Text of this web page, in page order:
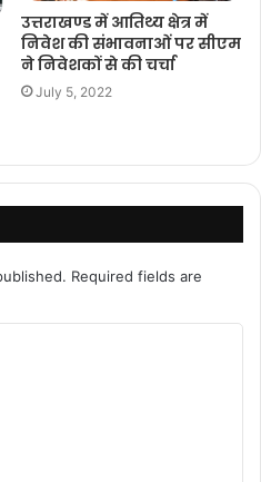
उत्तराखण्ड में आतिथ्य क्षेत्र में
निवेश की संभावनाओं पर सीएम
ने निवेशकों से की चर्चा
July 5, 2022
Required fields are